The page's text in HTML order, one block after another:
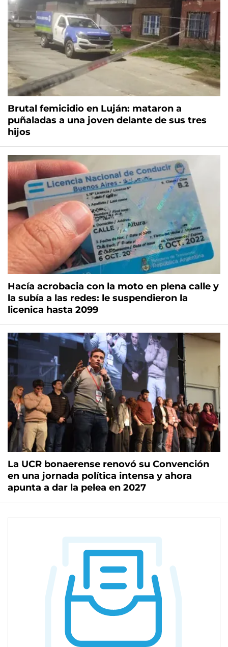
Brutal femicidio en Luján: mataron a
puñaladas a una joven delante de sus tres
hijos
Hacía acrobacia con la moto en plena calle y
la subía a las redes: le suspendieron la
licenica hasta 2099
La UCR bonaerense renovó su Convención
en una jornada política intensa y ahora
apunta a dar la pelea en 2027